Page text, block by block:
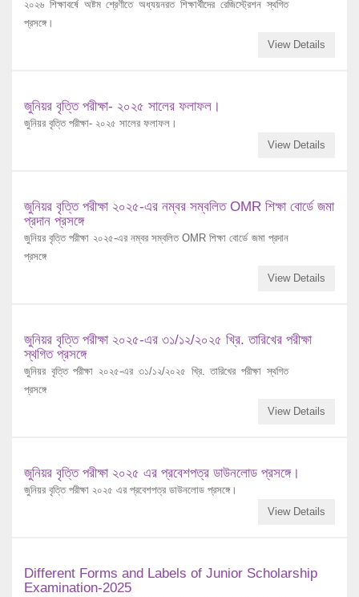
২০২৬ শিক্ষাবর্ষে অষ্টম শ্রেণীতে অধ্যয়নরত শিক্ষার্থীদের রেজিস্ট্রেশন স্থগিত
প্রসঙ্গে।
View Details
জুনিয়র বৃত্তি পরীক্ষা- ২০২৫ সালের ফলাফল।
জুনিয়র বৃত্তি পরীক্ষা- ২০২৫ সালের ফলাফল।
View Details
জুনিয়র বৃত্তি পরীক্ষা ২০২৫-এর নম্বর সম্বলিত OMR শিক্ষা বোর্ডে জমা
প্রদান প্রসঙ্গে
জুনিয়র বৃত্তি পরীক্ষা ২০২৫-এর নম্বর সম্বলিত OMR শিক্ষা বোর্ডে জমা প্রদান
প্রসঙ্গে
View Details
জুনিয়র বৃত্তি পরীক্ষা ২০২৫-এর ৩১/১২/২০২৫ খ্রি. তারিখের পরীক্ষা
স্থগিত প্রসঙ্গে
জুনিয়র বৃত্তি পরীক্ষা ২০২৫-এর ৩১/১২/২০২৫ খ্রি. তারিখের পরীক্ষা স্থগিত
প্রসঙ্গে
View Details
জুনিয়র বৃত্তি পরীক্ষা ২০২৫ এর প্রবেশপত্র ডাউনলোড প্রসঙ্গে।
জুনিয়র বৃত্তি পরীক্ষা ২০২৫ এর প্রবেশপত্র ডাউনলোড প্রসঙ্গে।
View Details
Different Forms and Labels of Junior Scholarship
Examination-2025